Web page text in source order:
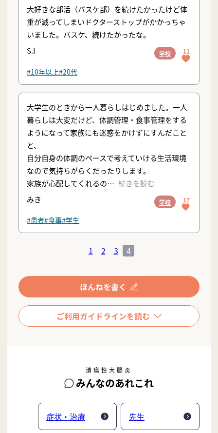
大好きな部活（バスケ部）を続けたかったけど体
重が減ってしまいドクターストップがかかっちゃ
いました。バスケ、続けたかったな。
S.I
学校 11
#10年以上#20代
大学生のときから一人暮らしはじめました。一人
暮らしは大変だけど、体調管理・食事管理をする
ようになって家族にも迷惑をかけずにすんだこと
と、
自分自身の体調のペースで考えていける生活環境
なので気持ちがらくだったりします。
家族が心配してくれるの
続きを読む
みき
学校 17
#患者#食事#学生
1 2 3 4
潰瘍性大腸炎
みんなのあれこれ
症状・治療 先生